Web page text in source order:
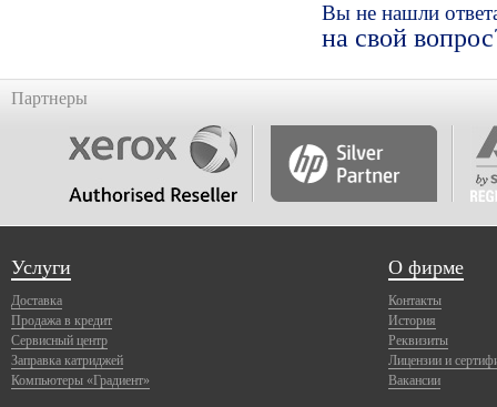
Вы не нашли
на свой
Партнеры
Услуги
Доставка
Продажа в кредит
Сервисный центр
Заправка катриджей
Компьютеры «Градиент»
О фирме
Контакты
История
Реквизиты
Лицензии и
Вакансии